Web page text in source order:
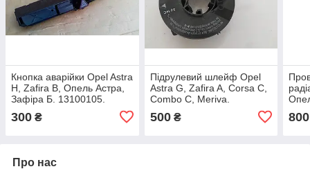
Кнопка аварійки Opel Astra
H, Zafira B, Опель Астра,
Зафіра Б. 13100105.
300 ₴
Підрулевий шлейф Opel
Astra G, Zafira A, Corsa C,
Combo C, Meriva.
500₴ 800
Про нас